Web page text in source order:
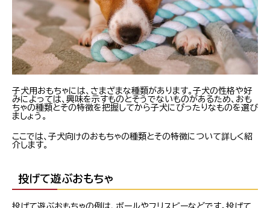
子犬用おもちゃには、さまざまな種類があります。子犬の性格や好
みによっては、興味を示すものとそうでないものがあるため、おも
ちゃの種類とその特徴を把握してから子犬にぴったりなものを選び
ましょう。
ここでは、子犬向けのおもちゃの種類とその特徴について詳しく紹
介します。
投げて遊ぶおもちゃ
投げて遊ぶおもちゃの例は、ボールやフリスビーなどです。投げて